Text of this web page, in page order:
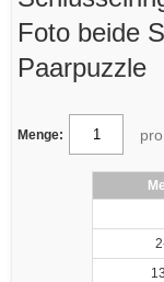
Foto beide
Paarpuzzle
Menge: